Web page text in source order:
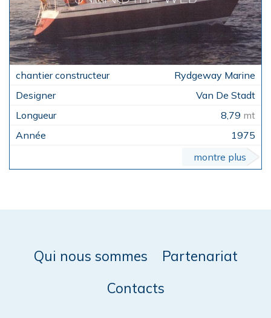
Rydgeway Marine
Van De Stadt
8,79 mt
1975
montre plus
Qui nous sommes
Partenariat
Contacts